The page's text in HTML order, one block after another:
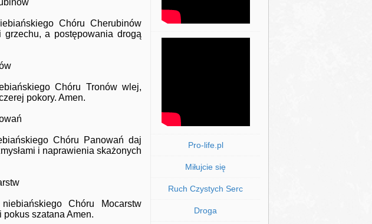
Chóru Cherubinów
a postępowania drogą
Chóru Tronów wlej,
pokory. Amen.
Chóru Panowań daj
i naprawienia skażonych
Chóru Mocarstw
szatana Amen.
Pro-life.pl
Miłujcie się
Ruch Czystych Serc
Droga